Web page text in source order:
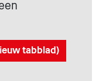
tabblad)